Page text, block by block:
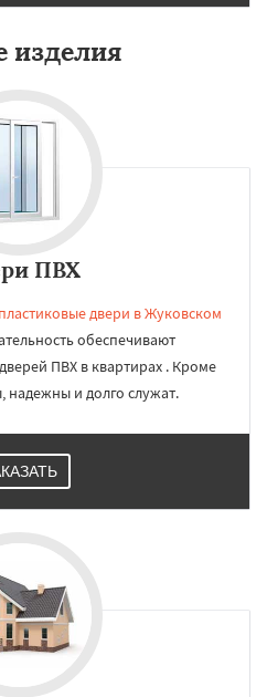
изделия
ПВХ
пластиковые двери в Жуковском
обеспечивают
ПВХ в квартирах . Кроме
надежны и долго служат.